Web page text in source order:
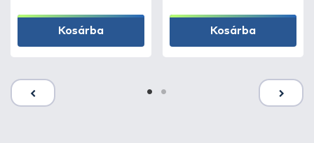
Kosárba Kosárba